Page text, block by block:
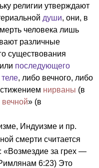
религии утверждают
души, они, в
человека лишь
различные
существования
или последующего
, либо вечного, либо
нирваны (в
вечной» (в
Индуизме и пр.
смерти считается
«Возмездие за грех —
6:23) Это